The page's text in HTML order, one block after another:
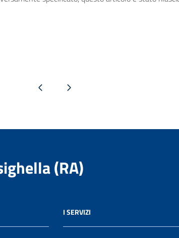
Pagina precedentePagina successiva
(RA)
I SERVIZI